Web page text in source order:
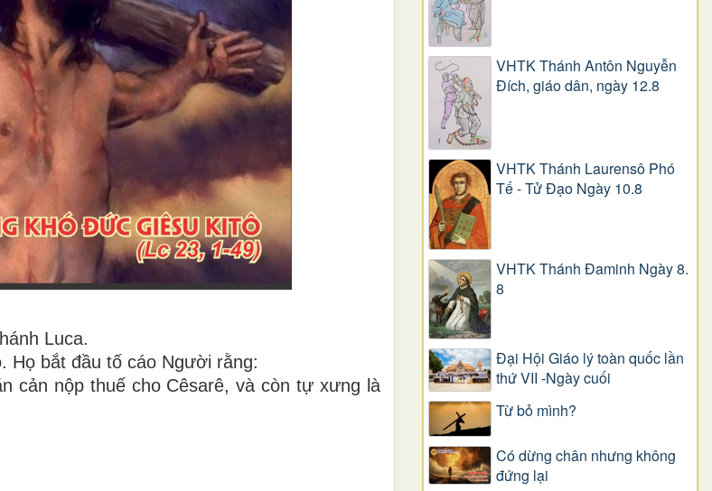
Luca.
Họ bắt đầu tố cáo Người rằng:
cản nộp thuế cho Cêsarê, và còn tự xưng là
VHTK Thánh Antôn Nguyễn
Ðích, giáo dân, ngày 12.8
VHTK Thánh Laurensô Phó
Tế - Tử Đạo Ngày 10.8
VHTK Thánh Đaminh Ngày 8.
8
Đại Hội Giáo lý toàn quốc lần
thứ VII -Ngày cuối
Từ bỏ mình?
Có dừng chân nhưng không
đứng lại